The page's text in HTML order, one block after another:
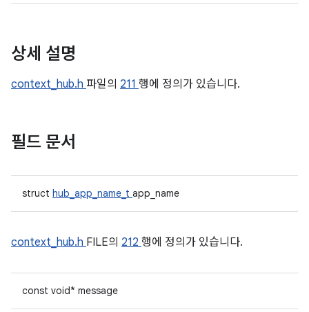
상세 설명
context_hub.h 파일의 211 행에 정의가 있습니다.
필드 문서
struct hub_app_name_t app_name
context_hub.h FILE의 212 행에 정의가 있습니다.
const void* message